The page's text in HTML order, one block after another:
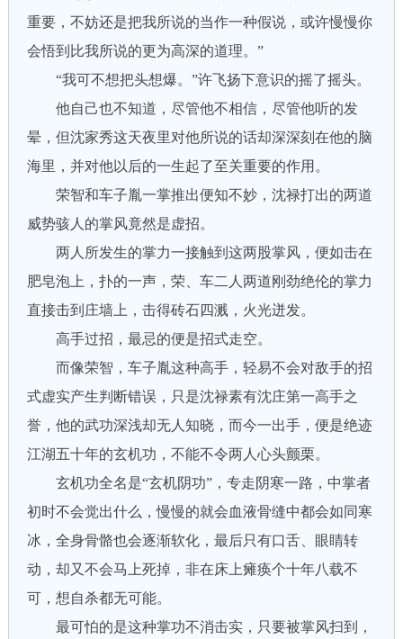
重要，不妨还是把我所说的当作一种假说，或许慢慢你
会悟到比我所说的更为高深的道理。”
“我可不想把头想爆。”许飞扬下意识的摇了摇头。
他自己也不知道，尽管他不相信，尽管他听的发
晕，但沈家秀这天夜里对他所说的话却深深刻在他的脑
海里，并对他以后的一生起了至关重要的作用。
荣智和车子胤一掌推出便知不妙，沈禄打出的两道
威势骇人的掌风竟然是虚招。
两人所发生的掌力一接触到这两股掌风，便如击在
肥皂泡上，扑的一声，荣、车二人两道刚劲绝伦的掌力
直接击到庄墙上，击得砖石四溅，火光迸发。
高手过招，最忌的便是招式走空。
而像荣智，车子胤这种高手，轻易不会对敌手的招
式虚实产生判断错误，只是沈禄素有沈庄第一高手之
誉，他的武功深浅却无人知晓，而今一出手，便是绝迹
江湖五十年的玄机功，不能不令两人心头颤栗。
玄机功全名是“玄机阴功”，专走阴寒一路，中掌者
初时不会觉出什么，慢慢的就会血液骨缝中都会如同寒
冰，全身骨骼也会逐渐软化，最后只有口舌、眼睛转
动，却又不会马上死掉，非在床上瘫痪个十年八载不
可，想自杀都无可能。
最可怕的是这种掌功不消击实，只要被掌风扫到，